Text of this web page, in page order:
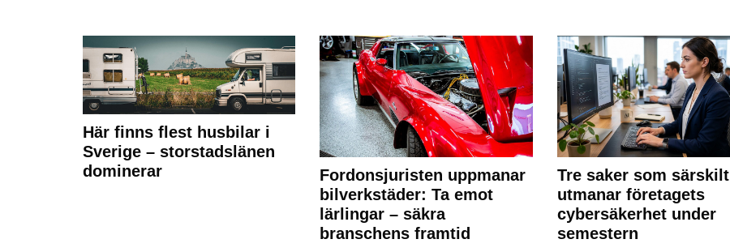
Här finns flest husbilar i
Sverige – storstadslänen
dominerar
Fordonsjuristen uppmanar
bilverkstäder: Ta emot
lärlingar – säkra
branschens framtid
Tre saker som särskilt
utmanar företagets
cybersäkerhet under
semestern